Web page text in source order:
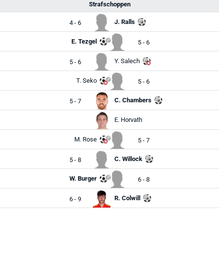
Strafschoppen
4 - 6 J. Ralls
E. Tezgel 5 - 6
5 - 6 Y. Salech
T. Seko 5 - 6
5 - 7 C. Chambers
E. Horvath
M. Rose 5 - 7
5 - 8 C. Willock
W. Burger 6 - 8
6 - 9 R. Colwill